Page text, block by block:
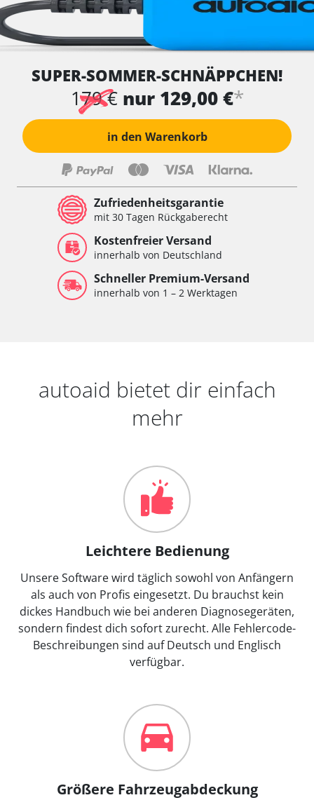
SUPER-SOMMER-SCHNÄPPCHEN!
179 € nur 129,00 €*
in den Warenkorb
Zufriedenheitsgarantie
mit 30 Tagen Rückgaberecht
Kostenfreier Versand
innerhalb von Deutschland
Schneller Premium-Versand
innerhalb von 1 – 2 Werktagen
autoaid bietet dir einfach
mehr
Leichtere Bedienung
Unsere Software wird täglich sowohl von Anfängern
als auch von Profis eingesetzt. Du brauchst kein
dickes Handbuch wie bei anderen Diagnosegeräten,
sondern findest dich sofort zurecht. Alle Fehlercode-
Beschreibungen sind auf Deutsch und Englisch
verfügbar.
Größere Fahrzeugabdeckung